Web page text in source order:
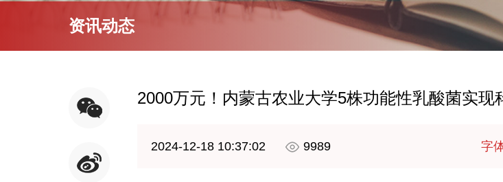
资讯动态
2000万元！内蒙古农业大学5株功能性乳酸菌实现
2024-12-18 10:37:02 9989 字